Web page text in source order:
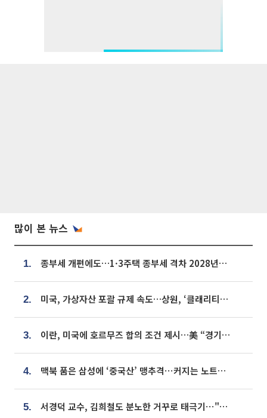
많이 본 뉴스
1. 종부세 개편에도…1·3주택 종부세 격차 2028년부터 확대
2. 미국, 가상자산 포괄 규제 속도…상원, ‘클래리티법’ 9월 절차투표 추진
3. 이란, 미국에 호르무즈 합의 조건 제시…美 “경기 아직 안 끝나” [종합]
4. 맥북 품은 삼성에 ‘중국산’ 맹추격⋯커지는 노트북 OLED 시장
5. 서경덕 교수, 김희철도 분노한 거꾸로 태극기⋯"엉터리는 아냐, 아쉬울 뿐"